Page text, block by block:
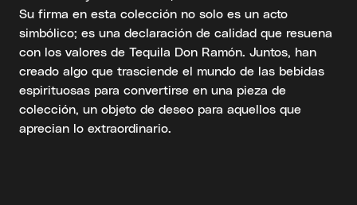
Su firma en esta colección no solo es un acto
simbólico; es una declaración de calidad que resuena
con los valores de Tequila Don Ramón. Juntos, han
creado algo que trasciende el mundo de las bebidas
espirituosas para convertirse en una pieza de
colección, un objeto de deseo para aquellos que
aprecian lo extraordinario.